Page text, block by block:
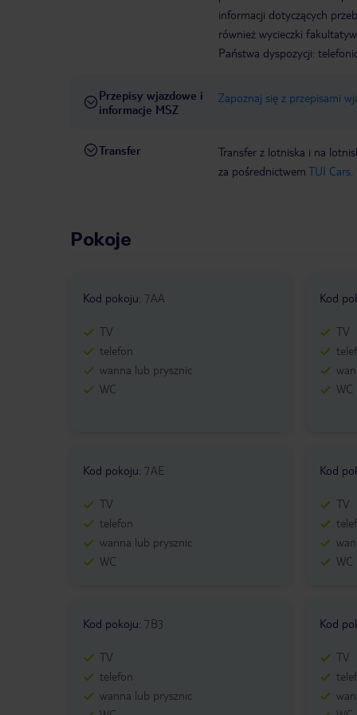
informacji dotyczących
również wycieczki
Państwa dyspozycji:
Przepisy wjazdowe i
informacje MSZ
Zapoznaj się z przepisami
Transfer
Transfer z lotniska i na
za pośrednictwem TUI Cars.
Pokoje
Kod pokoju: 7AA
TV
telefon
wanna lub prysznic
WC
Kod
TV
WC
Kod pokoju: 7AE
TV
telefon
wanna lub prysznic
WC
Kod
TV
WC
Kod pokoju: 7B3
TV
telefon
wanna lub prysznic
Kod
TV